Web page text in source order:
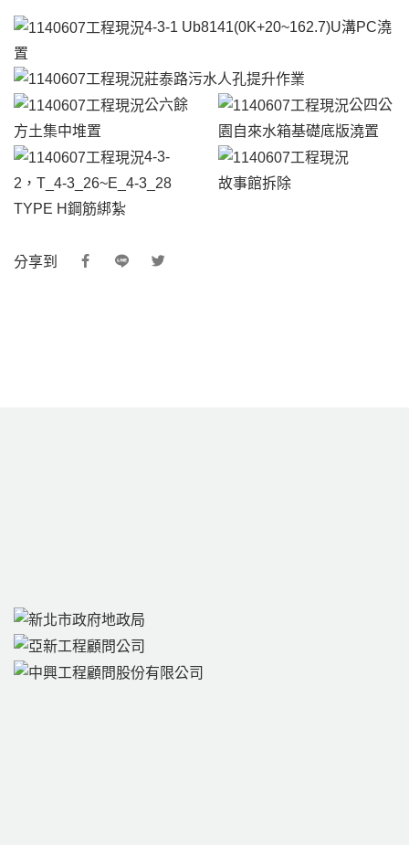
4-3-1 Ub8141(0K+20~162.7)U溝PC澆
置
莊泰路污水人孔提升作業
公六餘
方土集中堆置
公四公
園自來水箱基礎底版澆置
4-3-
2，T_4-3_26~E_4-3_28
TYPE H鋼筋綁紮
故事館拆除
分享到